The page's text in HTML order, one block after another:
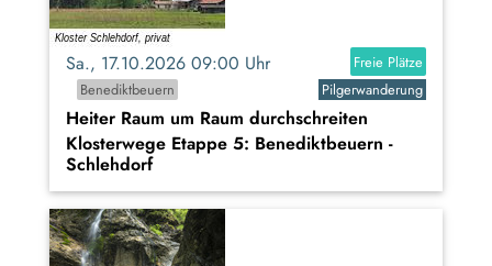
Sa., 17.10.2026 09:00 Uhr
Freie Plätze
Benediktbeuern
Pilgerwanderung
Heiter Raum um Raum durchschreiten
Klosterwege Etappe 5: Benediktbeuern -
Schlehdorf